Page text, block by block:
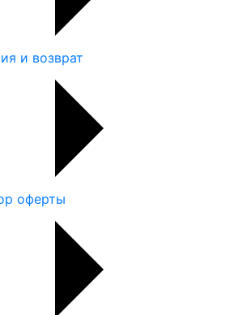
и возврат
оферты